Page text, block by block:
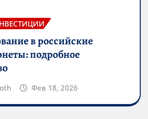
в российские
подробное
Фев 18, 2026